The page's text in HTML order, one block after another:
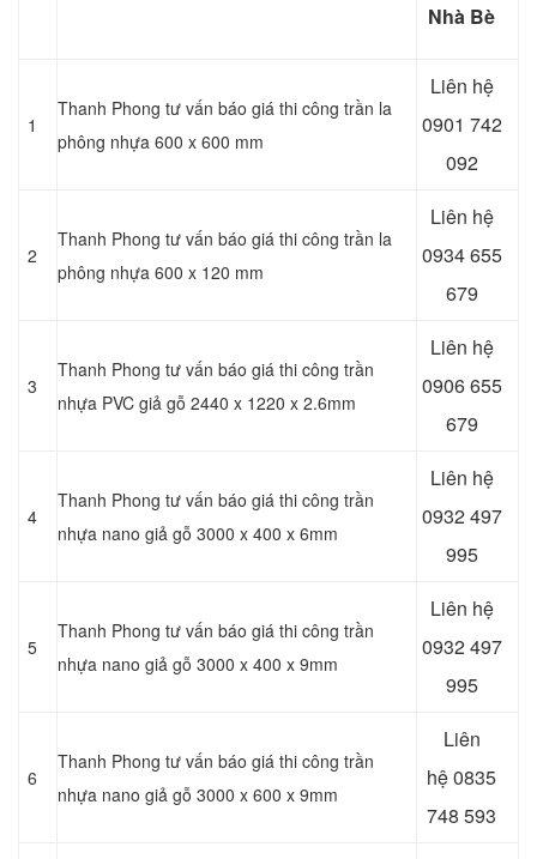
Nhà Bè
1
Thanh Phong tư vấn báo giá thi công trần la
phông nhựa 600 x 600 mm
Liên hệ
0901 742
092
2
Thanh Phong tư vấn báo giá thi công trần la
phông nhựa 600 x 120 mm
Liên hệ
0934 655
679
3
Thanh Phong tư vấn báo giá thi công trần
nhựa PVC giả gỗ 2440 x 1220 x 2.6mm
Liên hệ
0906 655
679
4
Thanh Phong tư vấn báo giá thi công trần
nhựa nano giả gỗ 3000 x 400 x 6mm
Liên hệ
0932 497
995
5
Thanh Phong tư vấn báo giá thi công trần
nhựa nano giả gỗ 3000 x 400 x 9mm
Liên hệ
0932 497
995
6
Thanh Phong tư vấn báo giá thi công trần
nhựa nano giả gỗ 3000 x 600 x 9mm
Liên
hệ0835
748 593